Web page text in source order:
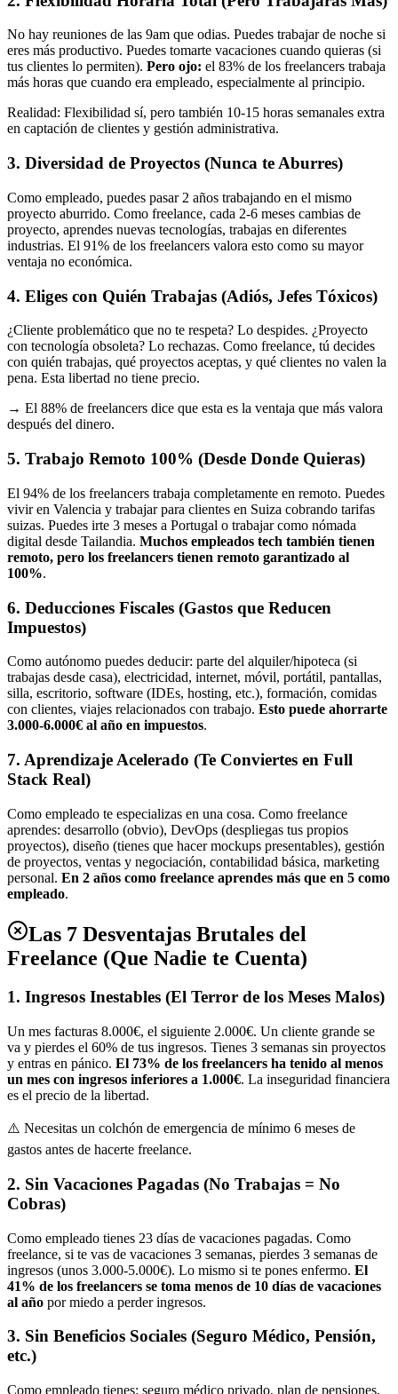
No hay reuniones de las 9am que odias. Puedes trabajar de noche si
eres más productivo. Puedes tomarte vacaciones cuando quieras (si
tus clientes lo permiten). Pero ojo: el 83% de los freelancers trabaja
más horas que cuando era empleado, especialmente al principio.
Realidad: Flexibilidad sí, pero también 10-15 horas semanales extra
en captación de clientes y gestión administrativa.
3. Diversidad de Proyectos (Nunca te Aburres)
Como empleado, puedes pasar 2 años trabajando en el mismo
proyecto aburrido. Como freelance, cada 2-6 meses cambias de
proyecto, aprendes nuevas tecnologías, trabajas en diferentes
industrias. El 91% de los freelancers valora esto como su mayor
ventaja no económica.
4. Eliges con Quién Trabajas (Adiós, Jefes Tóxicos)
¿Cliente problemático que no te respeta? Lo despides. ¿Proyecto
con tecnología obsoleta? Lo rechazas. Como freelance, tú decides
con quién trabajas, qué proyectos aceptas, y qué clientes no valen la
pena. Esta libertad no tiene precio.
→ El 88% de freelancers dice que esta es la ventaja que más valora
después del dinero.
5. Trabajo Remoto 100% (Desde Donde Quieras)
El 94% de los freelancers trabaja completamente en remoto. Puedes
vivir en Valencia y trabajar para clientes en Suiza cobrando tarifas
suizas. Puedes irte 3 meses a Portugal o trabajar como nómada
digital desde Tailandia. Muchos empleados tech también tienen
remoto, pero los freelancers tienen remoto garantizado al
100%.
6. Deducciones Fiscales (Gastos que Reducen
Impuestos)
Como autónomo puedes deducir: parte del alquiler/hipoteca (si
trabajas desde casa), electricidad, internet, móvil, portátil, pantallas,
silla, escritorio, software (IDEs, hosting, etc.), formación, comidas
con clientes, viajes relacionados con trabajo. Esto puede ahorrarte
3.000-6.000€ al año en impuestos.
7. Aprendizaje Acelerado (Te Conviertes en Full
Stack Real)
Como empleado te especializas en una cosa. Como freelance
aprendes: desarrollo (obvio), DevOps (despliegas tus propios
proyectos), diseño (tienes que hacer mockups presentables), gestión
de proyectos, ventas y negociación, contabilidad básica, marketing
personal. En 2 años como freelance aprendes más que en 5 como
empleado.
Las 7 Desventajas Brutales del
Freelance (Que Nadie te Cuenta)
1. Ingresos Inestables (El Terror de los Meses Malos)
Un mes facturas 8.000€, el siguiente 2.000€. Un cliente grande se
va y pierdes el 60% de tus ingresos. Tienes 3 semanas sin proyectos
y entras en pánico. El 73% de los freelancers ha tenido al menos
un mes con ingresos inferiores a 1.000€. La inseguridad financiera
es el precio de la libertad.
⚠️ Necesitas un colchón de emergencia de mínimo 6 meses de
gastos antes de hacerte freelance.
2. Sin Vacaciones Pagadas (No Trabajas = No
Cobras)
Como empleado tienes 23 días de vacaciones pagadas. Como
freelance, si te vas de vacaciones 3 semanas, pierdes 3 semanas de
ingresos (unos 3.000-5.000€). Lo mismo si te pones enfermo. El
41% de los freelancers se toma menos de 10 días de vacaciones
al año por miedo a perder ingresos.
3. Sin Beneficios Sociales (Seguro Médico, Pensión,
etc.)
Como empleado tienes: seguro médico privado, plan de pensiones,